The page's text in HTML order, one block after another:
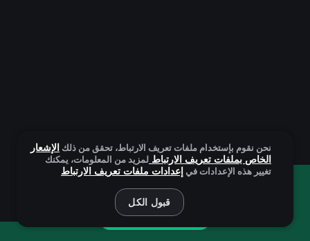
أكثر إثارة للاهتمام!
العَب بشكل فعلي
نحن نقوم بإستخدام ملفات تعريف الارتباط، تحقق من ذلك الإشعار
الخاص بملفات تعريف الارتباط لمزيد من المعلومات، يمكنك
تغيير هذه الإعدادات في إعدادات ملفات تعريف الارتباط
قبول الكل